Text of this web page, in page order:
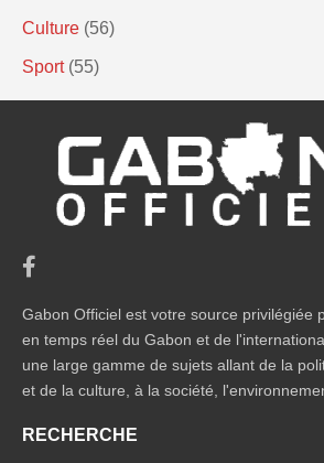
Culture (56)
Sport (55)
Gabon Officiel est votre source privilégiée
en temps réel du Gabon et de
une large gamme de sujets allant de la
et de la culture, à la société,
RECHERCHE